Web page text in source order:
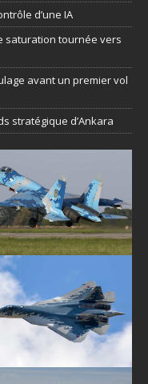
d’une IA
saturation tournée vers
avant un premier vol
stratégique d’Ankara